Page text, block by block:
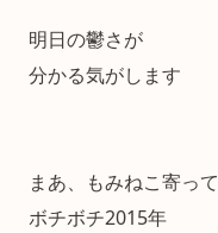
明日の鬱さが
分かる気がします
まあ、もみねこ寄って
ボチボチ2015年